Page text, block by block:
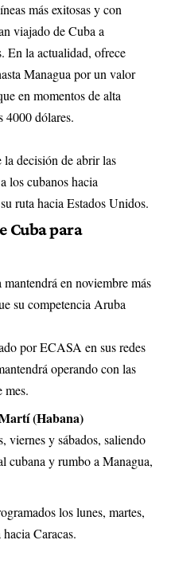
más exitosas y con
viajado de Cuba a
En la actualidad, ofrece
Managua por un valor
en momentos de alta
4000 dólares.
la decisión de abrir las
los cubanos hacia
ruta hacia Estados Unidos.
Cuba para
en noviembre más
su competencia Aruba
por ECASA en sus redes
operando con las
mes.
(Habana)
viernes y sábados, saliendo
cubana y rumbo a Managua,
los lunes, martes,
Caracas.